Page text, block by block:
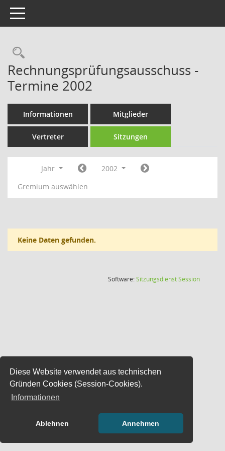
Diese Website verwendet aus technischen
Gründen Cookies (Session-Cookies).
Informationen
Ablehnen Annehmen
Toggle navigation
Rechercheauswahl
Rechnungsprüfungsausschuss -
Termine 2002
Informationen Mitglieder
Vertreter Sitzungen
Jahr
2002
Gremium auswählen
Keine Daten gefunden.
Software:SitzungsdienstSession(Wird in